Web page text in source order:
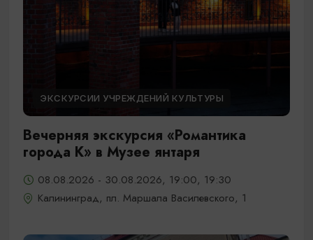
ЭКСКУРСИИ УЧРЕЖДЕНИЙ КУЛЬТУРЫ
Вечерняя экскурсия «Романтика
города К» в Музее янтаря
08.08.2026 - 30.08.2026, 19:00, 19:30
Калининград, пл. Маршала Василевского, 1